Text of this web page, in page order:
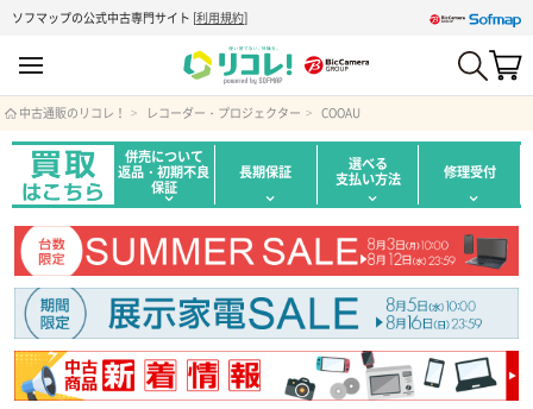
ソフマップの公式中古専門サイト [利用規約]
中古通販のリコレ！ レコーダー・プロジェクター COOAU
併売について
返品・初期不良
保証
長期保証 選べる
支払い方法 修理受付